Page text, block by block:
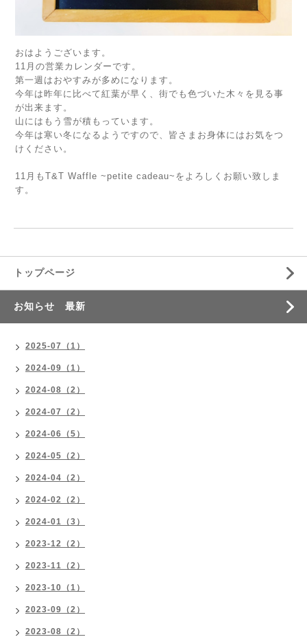
おはようございます。
11月の営業カレンダーです。
第一週はおやすみが多めになります。
今年は昨年に比べて紅葉が早く、街でも色づいた木々を見る事
が出来ます。
山にはもう雪が積もっています。
今年は寒い冬になるようですので、皆さまお身体にはお気をつ
けください。
11月もT&T Waffle ~petite cadeau~をよろしくお願い致しま
す。
トップページ
お知らせ 最新
2025-07（1）
2024-09（1）
2024-08（2）
2024-07（2）
2024-06（5）
2024-05（2）
2024-04（2）
2024-02（2）
2024-01（3）
2023-12（2）
2023-11（2）
2023-10（1）
2023-09（2）
2023-08（2）